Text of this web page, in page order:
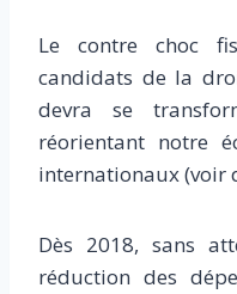
Le contre choc
candidats de la
devra se
réorientant notre
internationaux (voir
Dès 2018, sans
réduction des